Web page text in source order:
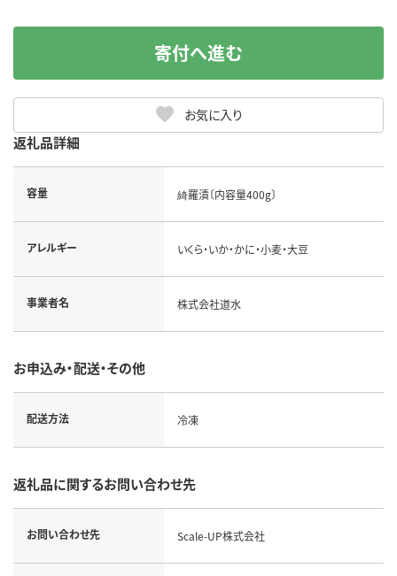
お気に入り
寄付へ進む
返礼品詳細
容量 綺羅漬〔内容量400g〕
アレルギー いくら・いか・かに・小麦・大豆
事業者名 株式会社道水
お申込み・配送・その他
配送方法 冷凍
返礼品に関するお問い合わせ先
お問い合わせ先 Scale-UP株式会社